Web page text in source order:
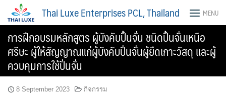
content
Thai Luxe Enterprises PCL, Thailand MENU
การฝึกอบรมหลักสูตร ผู้บังคับปั้นจั่น ชนิดปั้นจั่นเหนือ
ศรีษะ ผู้ให้สัญญาณแก่ผู้บังคับปั่นจั่นผู้ยึดเกาะวัสดุ และผู้
ควบคุมการใช้ปั่นจั่น
8 September 2023 กิจกรรม